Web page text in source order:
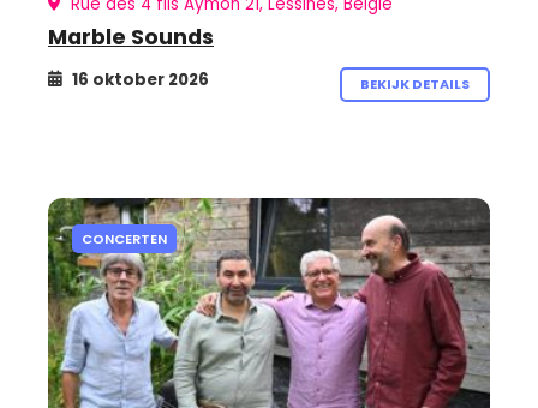
Marble Sounds
16 oktober 2026 BEKIJK DETAILS
CONCERTEN